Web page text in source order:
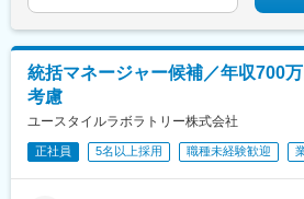
州・沖縄／福岡、佐賀☆養成期間は最
統括マネージャー候補／年収700
考慮
ユースタイルラボラトリー株式会社
正社員 5名以上採用 職種未経験歓迎